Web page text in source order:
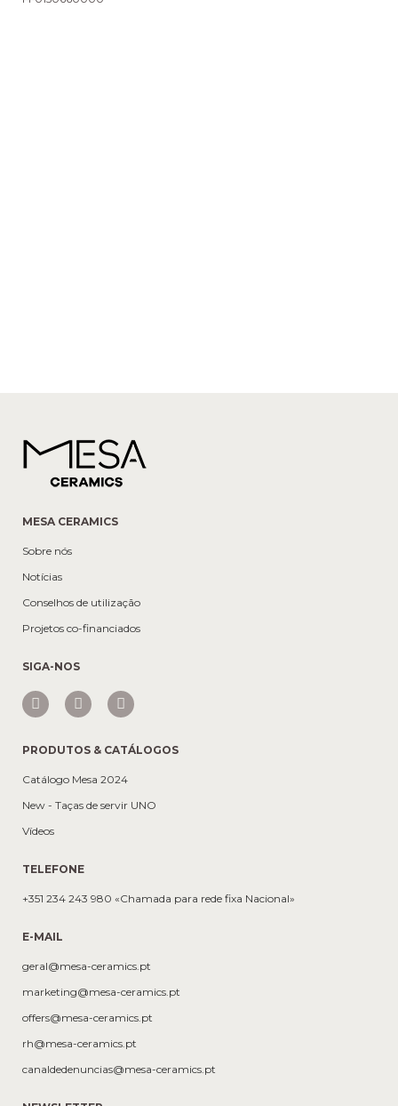
MESA CERAMICS
Sobre nós
Notícias
Conselhos de utilização
Projetos co-financiados
SIGA-NOS
PRODUTOS & CATÁLOGOS
Catálogo Mesa 2024
New - Taças de servir UNO
Vídeos
TELEFONE
+351 234 243 980 «Chamada para rede fixa Nacional»
E-MAIL
geral@mesa-ceramics.pt
marketing@mesa-ceramics.pt
offers@mesa-ceramics.pt
rh@mesa-ceramics.pt
canaldedenuncias@mesa-ceramics.pt